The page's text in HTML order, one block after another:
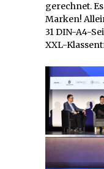
gerechnet.
Marken!
31 DIN-A4-
XXL-